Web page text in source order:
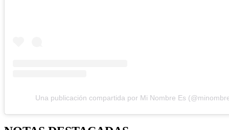
Una publicación compartida por Mi Nombre Es